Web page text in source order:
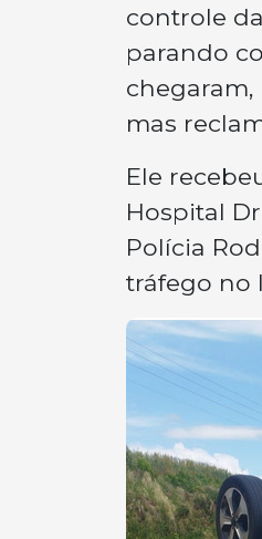
controle
parando
mas
Ele
Hospital
Polícia
tráfego no